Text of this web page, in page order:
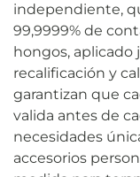
independiente,
99,9999% de
hongos, aplicado
recalificación y
garantizan que
valida antes de
necesidades
accesorios